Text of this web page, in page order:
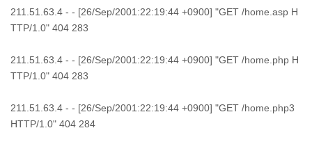
211.51.63.4 - - [26/Sep/2001:22:19:44 +0900] "GET /home.asp H
TTP/1.0" 404 283
211.51.63.4 - - [26/Sep/2001:22:19:44 +0900] "GET /home.php H
TTP/1.0" 404 283
211.51.63.4 - - [26/Sep/2001:22:19:44 +0900] "GET /home.php3
HTTP/1.0" 404 284